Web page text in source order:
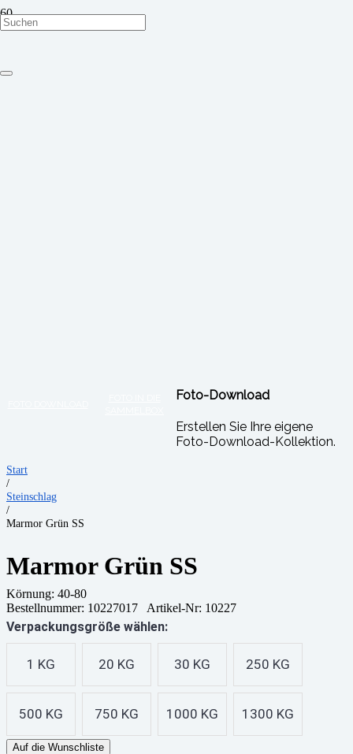
Foto-Download
Erstellen Sie Ihre eigene
Foto-Download-Kollektion.
Start
/
Steinschlag
/
Marmor Grün SS
Marmor Grün SS
Körnung: 40-80
Bestellnummer: 10227017 Artikel-Nr: 10227
Verpackungsgröße wählen:
1 KG 20 KG 30 KG 250 KG
500 KG 750 KG 1000 KG 1300 KG
Auf die Wunschliste